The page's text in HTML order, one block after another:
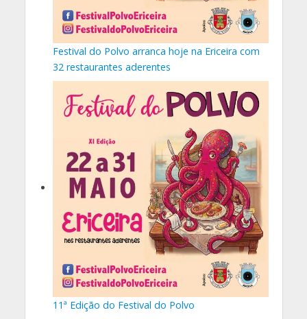
Festival do Polvo arranca hoje na Ericeira com
32 restaurantes aderentes
11ª Edição do Festival do Polvo